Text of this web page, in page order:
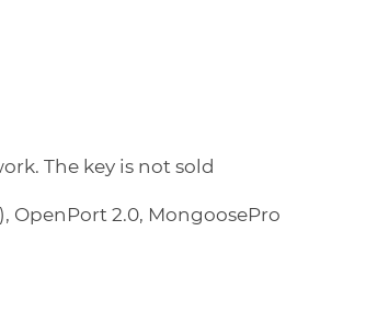
The key is not sold
OpenPort 2.0, MongoosePro